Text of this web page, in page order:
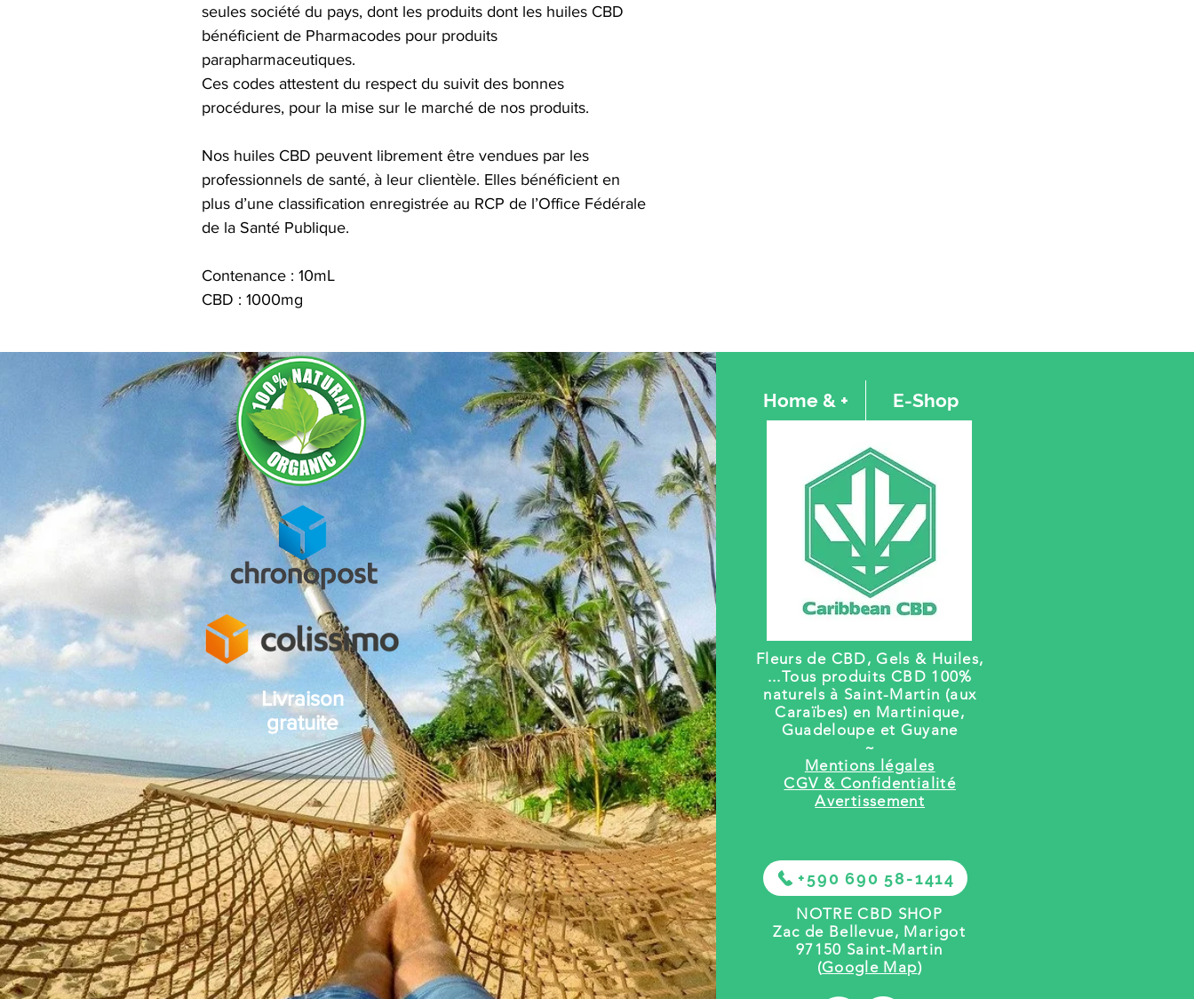
seules société du pays, dont les produits dont les huiles CBD
bénéficient de Pharmacodes pour produits
parapharmaceutiques.
Ces codes attestent du respect du suivit des bonnes
procédures, pour la mise sur le marché de nos produits.
Nos huiles CBD peuvent librement être vendues par les
professionnels de santé, à leur clientèle. Elles bénéficient en
plus d’une classification enregistrée au RCP de l’Office Fédérale
de la Santé Publique.
Contenance : 10mL
CBD : 1000mg
Livraison
gratuite
Home & + E-Shop
Fleurs de CBD, Gels & Huiles,
...Tous produits CBD 100%
naturels à Saint-Martin (aux
Caraïbes) en Martinique,
Guadeloupe et Guyane
~
Mentions légales
CGV & Confidentialité
Avertissement
+590 690 58-1414
NOTRE CBD SHOP
Zac de Bellevue, Marigot
97150 Saint-Martin
(Google Map)